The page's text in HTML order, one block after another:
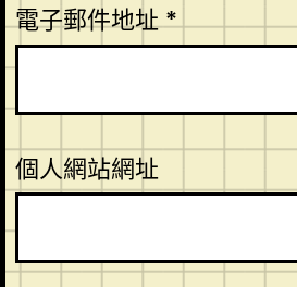
電子郵件地址*
個人網站網址